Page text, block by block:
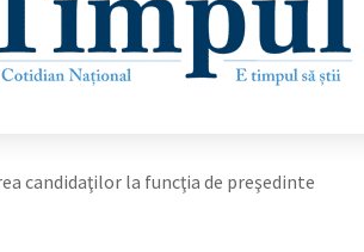
candidaţilor la funcţia de preşedinte